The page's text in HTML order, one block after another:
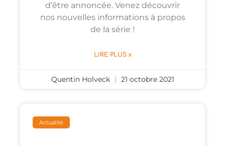
d’être annoncée. Venez découvrir
nos nouvelles informations à propos
de la série !
LIRE PLUS »
Quentin Holveck 21 octobre 2021
Actualité